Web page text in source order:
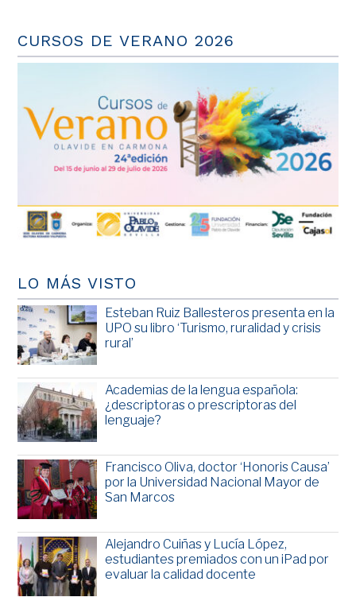
CURSOS DE VERANO 2026
LO MÁS VISTO
Esteban Ruiz Ballesteros presenta en la
UPO su libro ‘Turismo, ruralidad y crisis
rural’
Academias de la lengua española:
¿descriptoras o prescriptoras del
lenguaje?
Francisco Oliva, doctor ‘Honoris Causa’
por la Universidad Nacional Mayor de
San Marcos
Alejandro Cuiñas y Lucía López,
estudiantes premiados con un iPad por
evaluar la calidad docente